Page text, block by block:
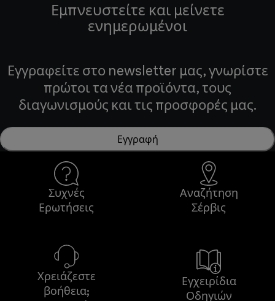
Εμπνευστείτε και μείνετε
ενημερωμένοι
Εγγραφείτε στο newsletter μας, γνωρίστε
πρώτοι τα νέα προϊόντα, τους
διαγωνισμούς και τις προσφορές μας.
Εγγραφή
Συχνές
Ερωτήσεις
Αναζήτηση
Σέρβις
Χρειάζεστε
βοήθεια;
Εγχειρίδια
Οδηγιών